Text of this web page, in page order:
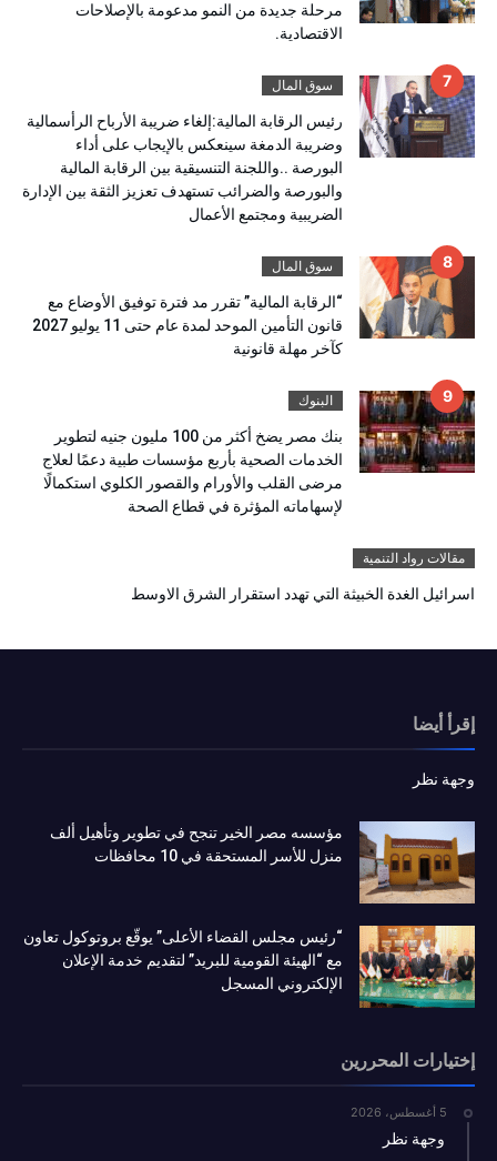
مرحلة جديدة من النمو مدعومة بالإصلاحات
الاقتصادية.
سوق المال
رئيس الرقابة المالية:إلغاء ضريبة الأرباح الرأسمالية
وضريبة الدمغة سينعكس بالإيجاب على أداء
البورصة ..واللجنة التنسيقية بين الرقابة المالية
والبورصة والضرائب تستهدف تعزيز الثقة بين الإدارة
الضريبية ومجتمع الأعمال
سوق المال
“الرقابة المالية” تقرر مد فترة توفيق الأوضاع مع
قانون التأمين الموحد لمدة عام حتى 11 يوليو 2027
كآخر مهلة قانونية
البنوك
بنك مصر يضخ أكثر من 100 مليون جنيه لتطوير
الخدمات الصحية بأربع مؤسسات طبية دعمًا لعلاج
مرضى القلب والأورام والقصور الكلوي استكمالًا
لإسهاماته المؤثرة في قطاع الصحة
مقالات رواد التنمية
اسرائيل الغدة الخبيثة التي تهدد استقرار الشرق الاوسط
إقرأ أيضا
وجهة نظر
مؤسسه مصر الخير تنجح في تطوير وتأهيل ألف
منزل للأسر المستحقة في 10 محافظات
“رئيس مجلس القضاء الأعلى” يوقّع بروتوكول تعاون
مع “الهيئة القومية للبريد” لتقديم خدمة الإعلان
الإلكتروني المسجل
إختيارات المحررين
5 أغسطس، 2026
وجهة نظر